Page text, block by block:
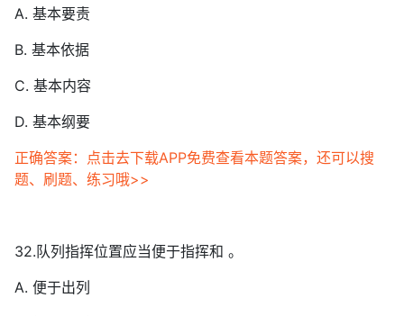
A. 基本要责
B. 基本依据
C. 基本内容
D. 基本纲要
正确答案：点击去下载APP免费查看本题答案，还可以搜
题、刷题、练习哦>>
32.队列指挥位置应当便于指挥和 。
A. 便于出列